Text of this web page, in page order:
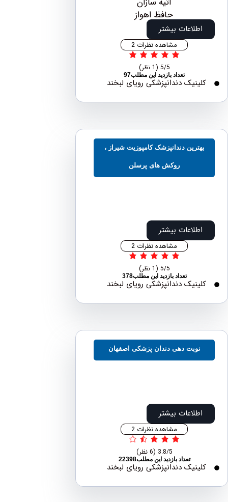
اطلاعات بیشتر
مشاهده نظرات 2
تعداد بازدید این مطلب97
دندانپزشکی رویای لبخند
دندانپزشک کامپوزیت شیراز ،
روکش های پرسلن
اطلاعات بیشتر
مشاهده نظرات 2
تعداد بازدید این مطلب378
دندانپزشکی رویای لبخند
نوبت دهی دندان پزشکی اصفهان
اطلاعات بیشتر
مشاهده نظرات 2
تعداد بازدید این مطلب22398
دندانپزشکی رویای لبخند